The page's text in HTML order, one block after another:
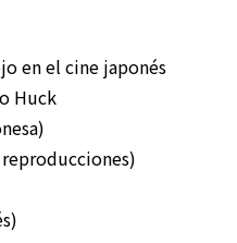
en el cine japonés
Huck